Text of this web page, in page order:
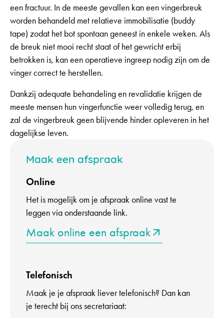
een fractuur. In de meeste gevallen kan een vingerbreuk
worden behandeld met relatieve immobilisatie (buddy
tape) zodat het bot spontaan geneest in enkele weken. Als
de breuk niet mooi recht staat of het gewricht erbij
betrokken is, kan een operatieve ingreep nodig zijn om de
vinger correct te herstellen.
Dankzij adequate behandeling en revalidatie krijgen de
meeste mensen hun vingerfunctie weer volledig terug, en
zal de vingerbreuk geen blijvende hinder opleveren in het
dagelijkse leven.
Maak een afspraak
Online
Het is mogelijk om je afspraak online vast te
leggen via onderstaande link.
Maak online een afspraak
Telefonisch
Maak je je afspraak liever telefonisch? Dan kan
je terecht bij ons secretariaat: